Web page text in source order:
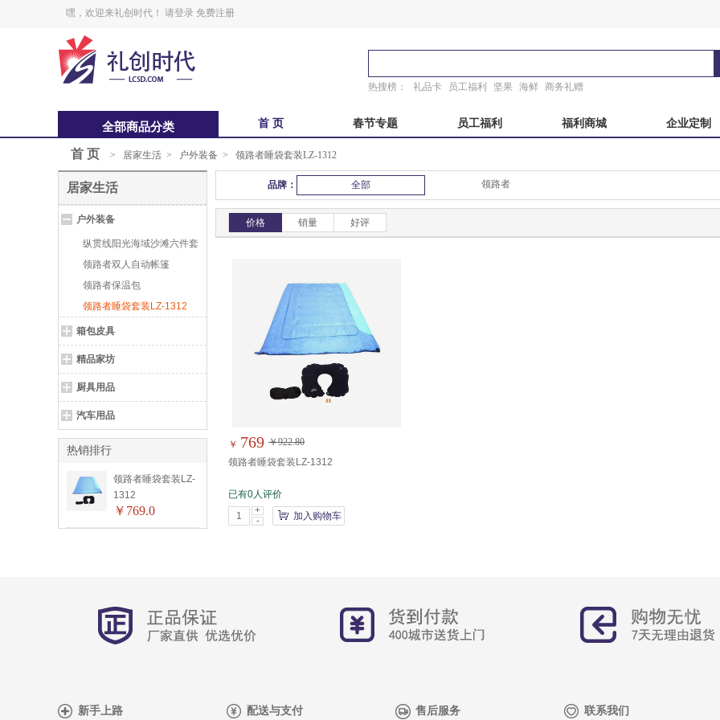
嘿，欢迎来礼创时代！ 请登录 免费注册
热搜榜： 礼品卡 员工福利 坚果 海鲜 商务礼赠
全部商品分类 首 页 春节专题 员工福利 福利商城 企业定制
中秋福卡
锋味 粽子礼盒 稻香村
鲜品屋 真真老老
首 页 > 居家生活 > 户外装备 > 领路者睡袋套装LZ-1312
品牌： 全部 领路者
价格 销量 好评
￥ 769 ￥922.80
领路者睡袋套装LZ-1312
已有0人评价
+
-
加入购物车
居家生活
户外装备
纵贯线阳光海域沙滩六件套
ST-06
领路者双人自动帐篷
领路者保温包
领路者睡袋套装LZ-1312
箱包皮具
精品家坊
厨具用品
汽车用品
热销排行
领路者睡袋套装LZ-
1312
￥769.0
新手上路 配送与支付 售后服务 联系我们